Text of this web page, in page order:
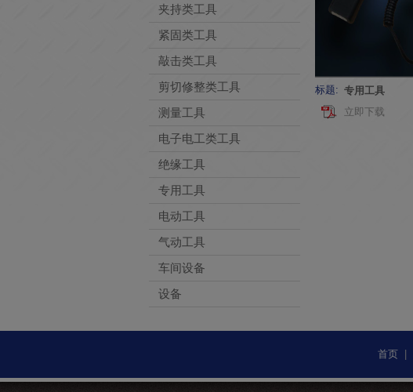
夹持类工具
紧固类工具
敲击类工具
剪切修整类工具
测量工具
电子电工类工具
绝缘工具
专用工具
电动工具
气动工具
车间设备
设备
标题: 专用工具
立即下载
首页|